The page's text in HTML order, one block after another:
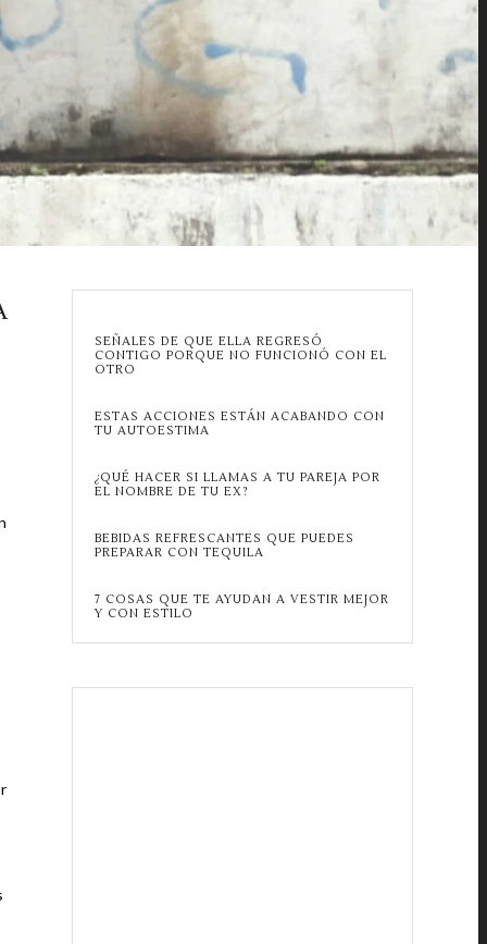
SEÑALES DE QUE ELLA REGRESÓ
CONTIGO PORQUE NO FUNCIONÓ CON EL
OTRO
ESTAS ACCIONES ESTÁN ACABANDO CON
TU AUTOESTIMA
¿QUÉ HACER SI LLAMAS A TU PAREJA POR
EL NOMBRE DE TU EX?
BEBIDAS REFRESCANTES QUE PUEDES
PREPARAR CON TEQUILA
7 COSAS QUE TE AYUDAN A VESTIR MEJOR
Y CON ESTILO